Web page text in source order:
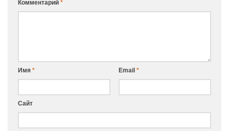
Комментарий *
Имя * Email *
Сайт